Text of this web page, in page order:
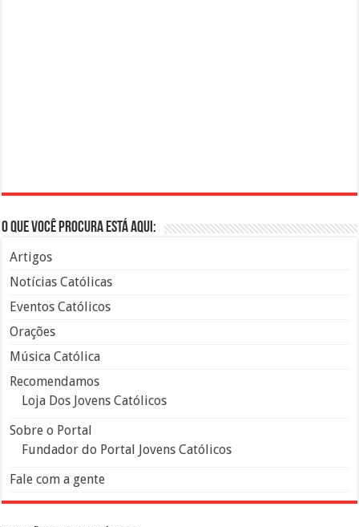
O que você procura está aqui:
Artigos
Notícias Católicas
Eventos Católicos
Orações
Música Católica
Recomendamos
Loja Dos Jovens Católicos
Sobre o Portal
Fundador do Portal Jovens Católicos
Fale com a gente